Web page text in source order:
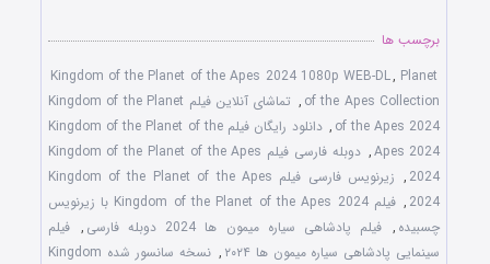
برچسب ها
Kingdom of the Planet of the Apes 2024 1080p WEB-DL, Planet
of the Apes Collection
,
تماشای آنلاین فیلم Kingdom of the Planet
of the Apes 2024
,
دانلود رایگان فیلم Kingdom of the Planet of the
Apes 2024
,
دوبله فارسی فیلم Kingdom of the Planet of the Apes
2024
,
زیرنویس فارسی فیلم Kingdom of the Planet of the Apes
2024
,
فیلم Kingdom of the Planet of the Apes 2024 با زیرنویس
چسبیده , فیلم پادشاهی سیاره میمون ها 2024 دوبله فارسی , فیلم
سینمایی پادشاهی سیاره میمون ها ۲۰۲۴
,
نسخه سانسور شده Kingdom